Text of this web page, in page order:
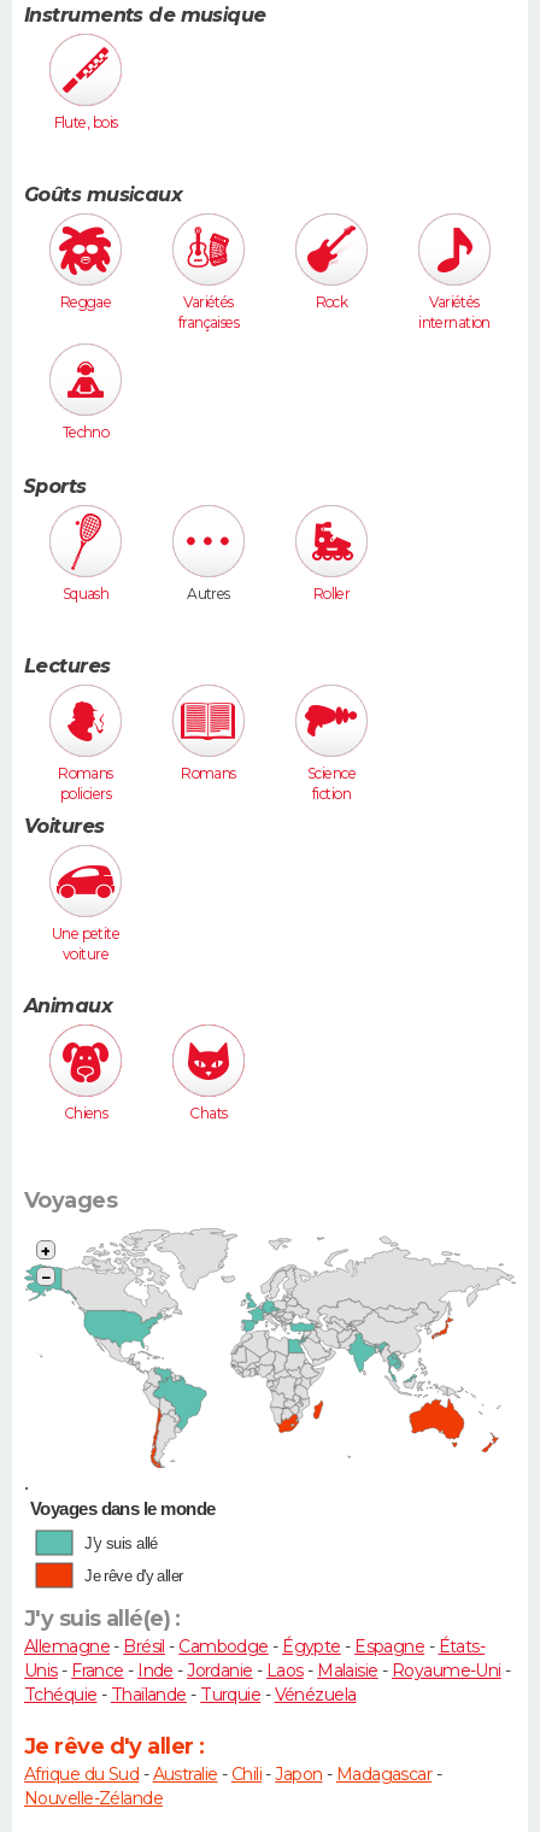
Instruments de musique
Flute, bois
Goûts musicaux
Reggae
Variétés
françaises
Rock
Variétés
internation
Techno
Sports
Squash Autres Roller
Lectures
Romans
policiers
Romans
Science
fiction
Voitures
Une petite
voiture
Clio, 206...)
Animaux
Chiens Chats
Voyages
•
+
−
Voyages dans le monde
J'y suis allé
Je rêve d'y aller
J'y suis allé(e) :
Allemagne- Brésil - Cambodge - Égypte - Espagne - États-
Unis- France - Inde -Jordanie - Laos- Malaisie - Royaume-Uni -
Tchéquie - Thaïlande - Turquie -Vénézuela
Je rêve d'y aller :
Afrique du Sud -Australie - Chili-Japon - Madagascar-
Nouvelle-Zélande